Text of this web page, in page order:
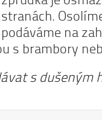
stranách.
podáváme na
s brambory
s dušeným